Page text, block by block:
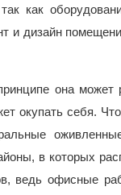
как
и дизайн
она может
окупать себя.
в которых
ведь офисные